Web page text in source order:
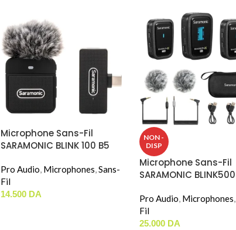
Microphone Sans-Fil
SARAMONIC BLINK 100 B5
Pro Audio, Microphones,Sans-
Fil
14.500 DA
NON -
DISP
Microphone Sans-Fil
SARAMONIC BLINK500
Pro Audio, Microphones,
Fil
25.000 DA